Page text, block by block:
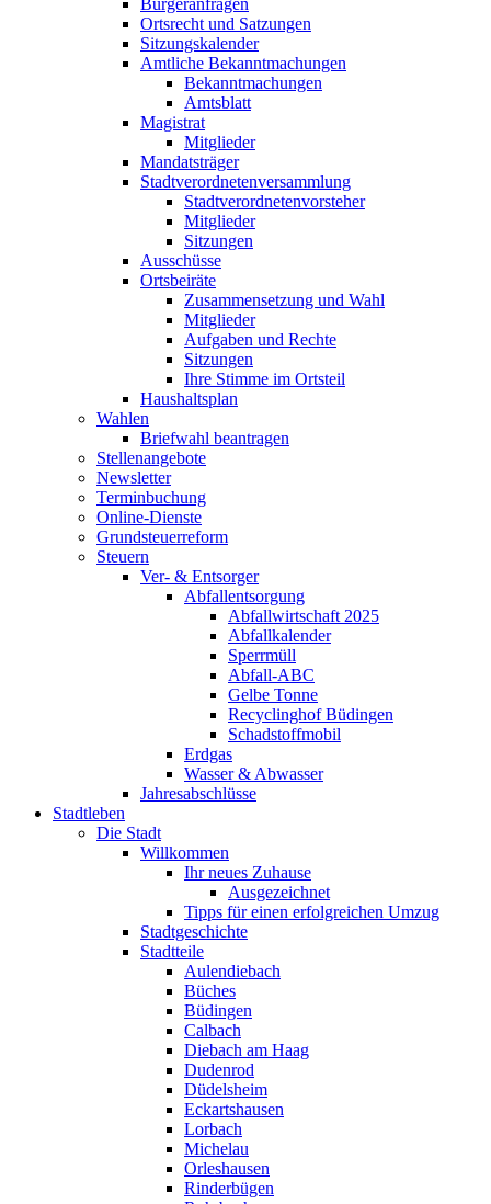
Bürgeranfragen
Ortsrecht und Satzungen
Sitzungskalender
Amtliche Bekanntmachungen
Bekanntmachungen
Amtsblatt
Magistrat
Mitglieder
Mandatsträger
Stadtverordnetenversammlung
Stadtverordnetenvorsteher
Mitglieder
Sitzungen
Ausschüsse
Ortsbeiräte
Zusammensetzung und Wahl
Mitglieder
Aufgaben und Rechte
Sitzungen
Ihre Stimme im Ortsteil
Haushaltsplan
Wahlen
Briefwahl beantragen
Stellenangebote
Newsletter
Terminbuchung
Online-Dienste
Grundsteuerreform
Steuern
Ver- & Entsorger
Abfallentsorgung
Abfallwirtschaft 2025
Abfallkalender
Sperrmüll
Abfall-ABC
Gelbe Tonne
Recyclinghof Büdingen
Schadstoffmobil
Erdgas
Wasser & Abwasser
Jahresabschlüsse
Stadtleben
Die Stadt
Willkommen
Ihr neues Zuhause
Ausgezeichnet
Tipps für einen erfolgreichen Umzug
Stadtgeschichte
Stadtteile
Aulendiebach
Büches
Büdingen
Calbach
Diebach am Haag
Dudenrod
Düdelsheim
Eckartshausen
Lorbach
Michelau
Orleshausen
Rinderbügen